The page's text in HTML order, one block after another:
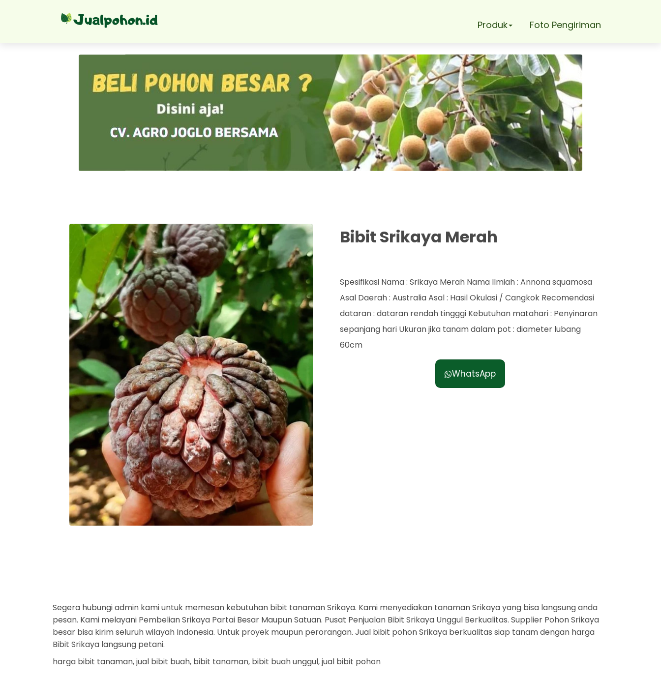
Produk Foto Pengiriman
Bibit Srikaya Merah
Spesifikasi Nama : Srikaya Merah Nama Ilmiah : Annona squamosa
Asal Daerah : Australia Asal : Hasil Okulasi / Cangkok Recomendasi
dataran : dataran rendah tingggi Kebutuhan matahari : Penyinaran
sepanjang hari Ukuran jika tanam dalam pot : diameter lubang
60cm
WhatsApp
Segera hubungi admin kami untuk memesan kebutuhan bibit tanaman Srikaya. Kami menyediakan tanaman Srikaya yang bisa langsung anda
pesan. Kami melayani Pembelian Srikaya Partai Besar Maupun Satuan. Pusat Penjualan Bibit Srikaya Unggul Berkualitas. Supplier Pohon Srikaya
besar bisa kirim seluruh wilayah Indonesia. Untuk proyek maupun perorangan. Jual bibit pohon Srikaya berkualitas siap tanam dengan harga
Bibit Srikaya langsung petani.
harga bibit tanaman, jual bibit buah, bibit tanaman, bibit buah unggul, jual bibit pohon